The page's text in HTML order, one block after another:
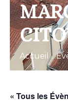
Accueil .
« Tous les